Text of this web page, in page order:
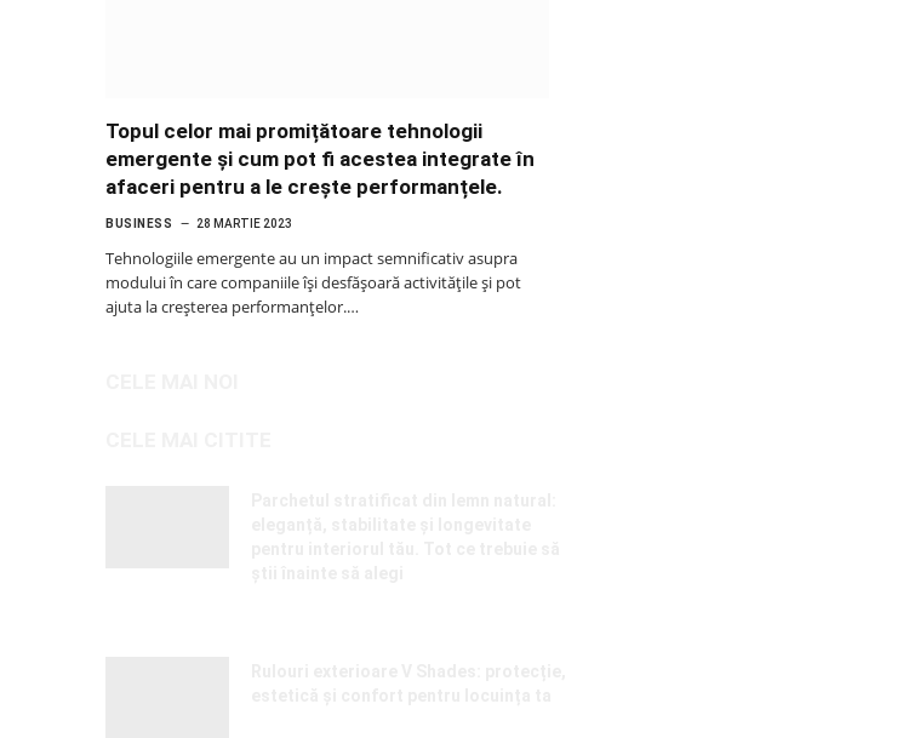
Topul celor mai promițătoare tehnologii
emergente și cum pot fi acestea integrate în
afaceri pentru a le crește performanțele.
BUSINESS 28 MARTIE 2023
Tehnologiile emergente au un impact semnificativ asupra
modului în care companiile își desfășoară activitățile și pot
ajuta la creșterea performanțelor.…